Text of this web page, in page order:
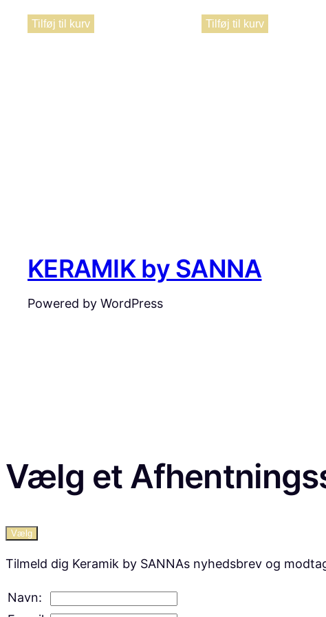
Tilføj til kurv Tilføj til kurv
KERAMIK by SANNA
Powered by WordPress
Vælg et
Vælg
Tilmeld dig Keramik by SANNAs nyhedsbrev og
Navn: